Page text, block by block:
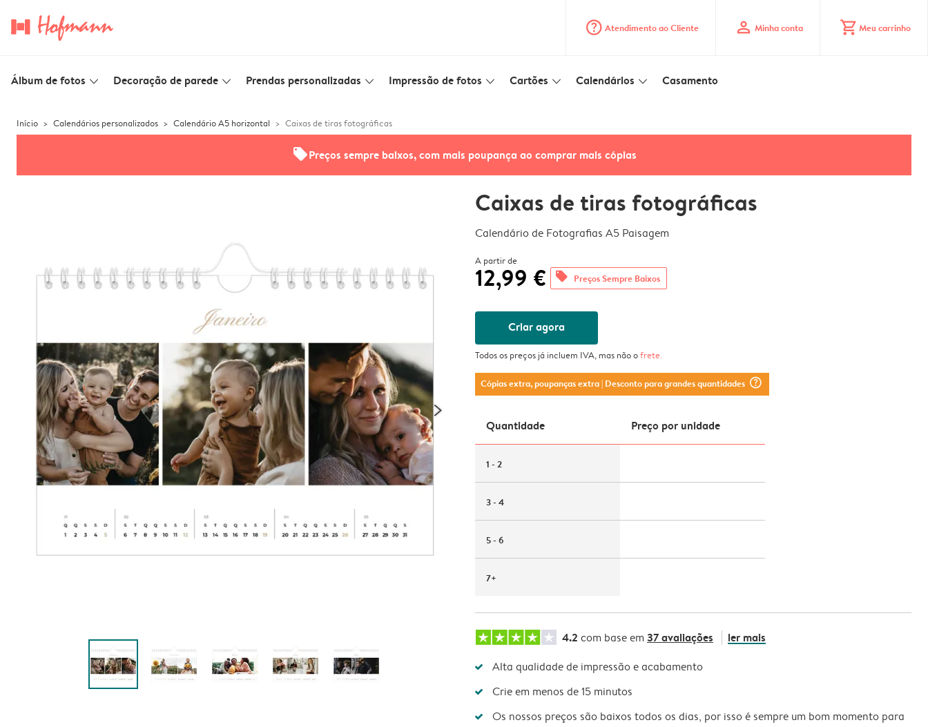
question_mark_circle Atendimento ao Cliente profile Minha conta shopping_cart Meu carrinho
Álbum de fotos slim_arrow_down Decoração de parede slim_arrow_down Prendas personalizadas slim_arrow_down Impressão de fotos slim_arrow_down Cartões slim_arrow_down Calendários slim_arrow_down Casamento
Início Calendários personalizados Calendário A5 horizontal Caixas de tiras fotográficas
offersPreços sempre baixos, com mais poupança ao comprar mais cópias
Caixas de tiras fotográficas
Calendário de Fotografias A5 Paisagem
A partir de
12,99 € offers Preços Sempre Baixos
Criar agora
Todos os preços já incluem IVA, mas não ofrete.
Cópias extra, poupanças extra| Desconto para grandes quantidades question_mark_circle
Quantidade Preço por unidade
1 - 2
3 - 4
5 - 6
7+
4.2 com base em 37 avaliações ler mais
Alta qualidade de impressão e acabamento
Crie em menos de 15 minutos
Os nossos preços são baixos todos os dias, por isso é sempre um bom momento para